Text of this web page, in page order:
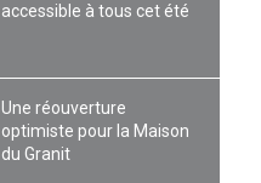
accessible à tous cet été
Une réouverture
optimiste pour la Maison
du Granit